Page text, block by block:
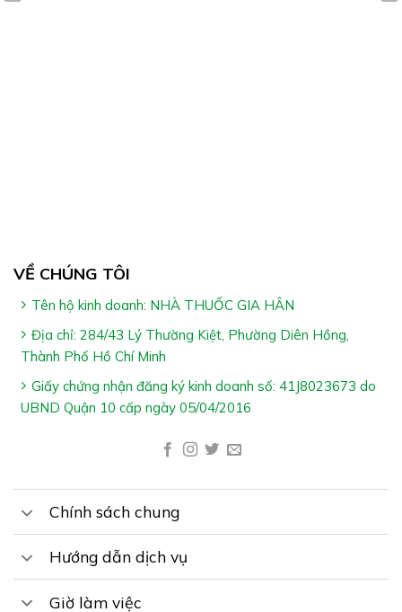
Agaricus:
thay thế thuốc trị bệnh
Không dùng cho người mẫn cảm với bất kỳ thành
phần trong sản phẩm
Mozuku Okinawoa Nano Gold Orihiro Agaricus – Hỗ
Trợ Tăng Khả Năng Chống Oxy Hóa
Cần đặt hàng hoặc tư vấn thêm về sản phẩm, vui lòng
gọi tổng đài tư vấn Hệ Thống Nhà Thuốc Gia Hân
Pharmacy: 1800.6217 để được phục vụ
Xin cảm ơn Quý khách hàng
VỀ CHÚNG TÔI
Tên hộ kinh doanh: NHÀ THUỐC GIA HÂN
Địa chỉ: 284/43 Lý Thường Kiệt, Phường Diên Hồng,
Thành Phố Hồ Chí Minh
Giấy chứng nhận đăng ký kinh doanh số: 41J8023673 do
UBND Quận 10 cấp ngày 05/04/2016
Chính sách chung
Hướng dẫn dịch vụ
Giờ làm việc